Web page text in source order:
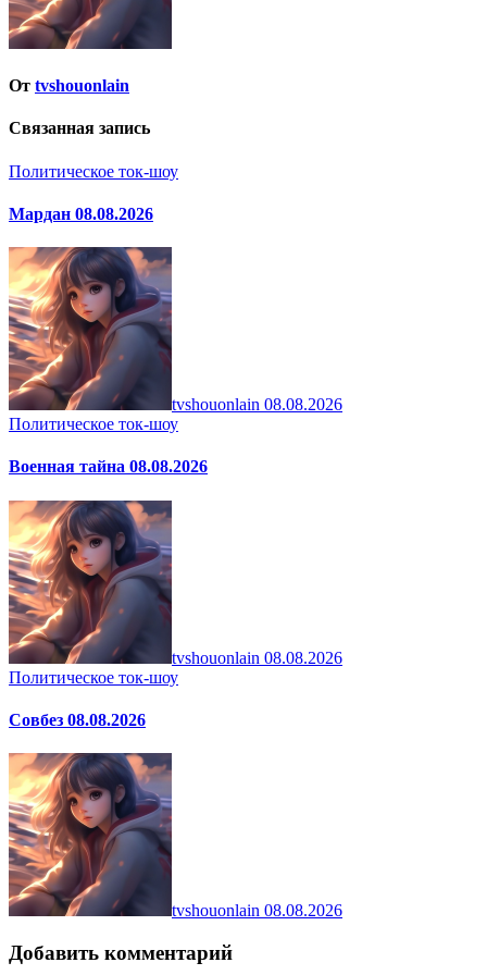
От tvshouonlain
Связанная запись
Политическое ток-шоу
Мардан 08.08.2026
tvshouonlain 08.08.2026
Политическое ток-шоу
Военная тайна 08.08.2026
tvshouonlain 08.08.2026
Политическое ток-шоу
Совбез 08.08.2026
tvshouonlain 08.08.2026
Добавить комментарий